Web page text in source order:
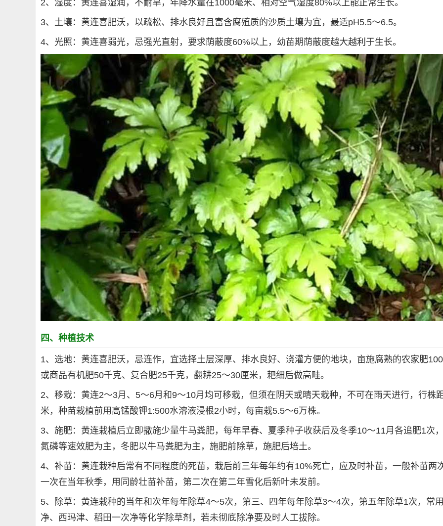
2、湿度：黄连喜湿润，不耐旱，年降水量在1000毫米、相对空气湿度80%以上能正常生长。
3、土壤：黄连喜肥沃，以疏松、排水良好且富含腐殖质的沙质土壤为宜，最适pH5.5～6.5。
4、光照：黄连喜弱光，忌强光直射，要求荫蔽度60%以上，幼苗期荫蔽度越大越利于生长。
四、种植技术
1、选地：黄连喜肥沃，忌连作，宜选择土层深厚、排水良好、浇灌方便的地块，亩施腐熟的农家肥
或商品有机肥50千克、复合肥25千克，翻耕25～30厘米，耙细后做高畦。
2、移栽：黄连2～3月、5～6月和9～10月均可移栽，但须在阴天或晴天栽种，不可在雨天进行，行株
米，种苗栽植前用高锰酸钾1:500水溶液浸根2小时，每亩栽5.5～6万株。
3、施肥：黄连栽植后立即撒施少量牛马粪肥，每年早春、夏季种子收获后及冬季10～11月各追肥1次
氮磷等速效肥为主，冬肥以牛马粪肥为主，施肥前除草，施肥后培土。
4、补苗：黄连栽种后常有不同程度的死苗，栽后前三年每年约有10%死亡，应及时补苗，一般补苗两
一次在当年秋季，用同龄壮苗补苗，第二次在第二年雪化后新叶未发前。
5、除草：黄连栽种的当年和次年每年除草4～5次，第三、四年每年除草3～4次，第五年除草1次，常
净、西玛津、稻田一次净等化学除草剂，若未彻底除净要及时人工拔除。